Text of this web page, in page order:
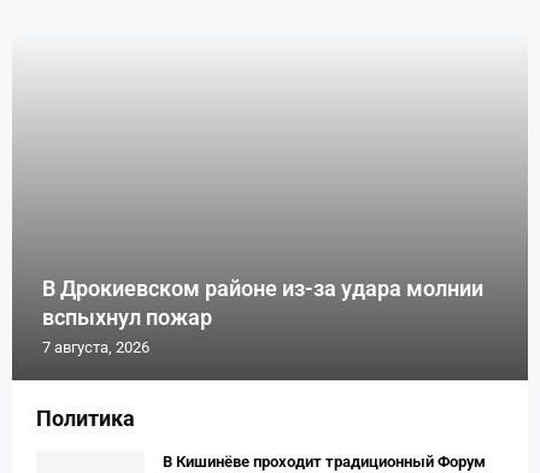
В Дрокиевском районе из-за удара молнии
вспыхнул пожар
7 августа, 2026
Политика
В Кишинёве проходит традиционный Форум